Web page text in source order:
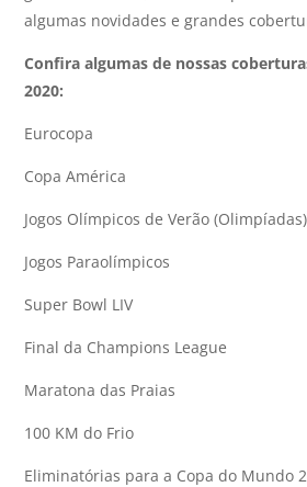
algumas novidades e grandes
Confira algumas de nossas
2020:
Eurocopa
Copa América
Jogos Olímpicos de Verão (Olimpíadas)
Jogos Paraolímpicos
Super Bowl LIV
Final da Champions League
Maratona das Praias
100 KM do Frio
Eliminatórias para a Copa do Mundo